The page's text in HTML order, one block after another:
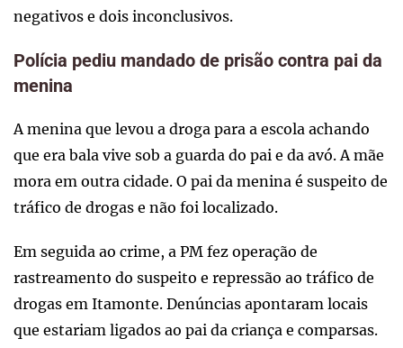
negativos e dois inconclusivos.
Polícia pediu mandado de prisão contra pai da
menina
A menina que levou a droga para a escola achando
que era bala vive sob a guarda do pai e da avó. A mãe
mora em outra cidade. O pai da menina é suspeito de
tráfico de drogas e não foi localizado.
Em seguida ao crime, a PM fez operação de
rastreamento do suspeito e repressão ao tráfico de
drogas em Itamonte. Denúncias apontaram locais
que estariam ligados ao pai da criança e comparsas.